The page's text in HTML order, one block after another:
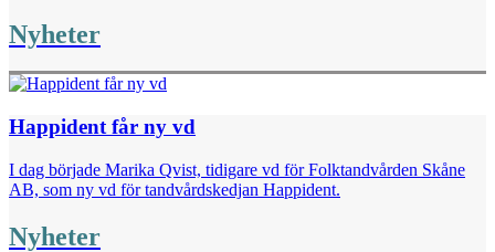
Nyheter
Happident får ny vd
I dag började Marika Qvist, tidigare vd för Folktandvården Skåne
AB, som ny vd för tandvårdskedjan Happident.
Nyheter